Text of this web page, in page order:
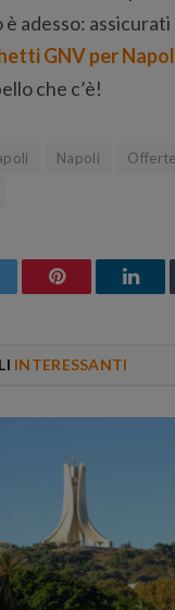
è adesso:
GNV per
che c’è!
Napoli
Pinterest
INTERESSANTI